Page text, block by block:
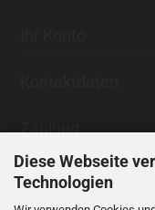
Diese Webseite
Technologien
Zahlung